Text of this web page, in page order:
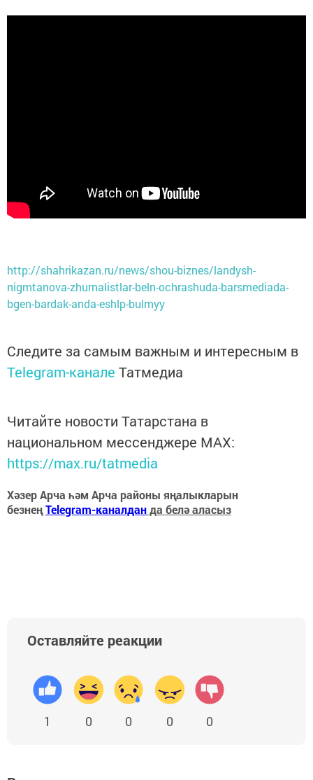
http://shahrikazan.ru/news/shou-biznes/landysh-
nigmtanova-zhurnalistlar-beln-ochrashuda-barsmediada-
bgen-bardak-anda-eshlp-bulmyy
Следите за самым важным и интересным в
Telegram-канале Татмедиа
Читайте новости Татарстана в
национальном мессенджере MАХ:
https://max.ru/tatmedia
Хәзер Арча һәм Арча районы яңалыкларын
безнеңTelegram-каналданда белә аласыз
Оставляйте реакции
1 0 0 0 0